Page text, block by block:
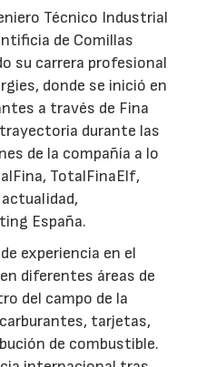
Técnico Industrial
de Comillas
su carrera profesional
donde se inició en
a través de Fina
durante las
de la compañía a lo
TotalFinaElf,
España.
experiencia en el
diferentes áreas de
del campo de la
tarjetas,
de combustible.